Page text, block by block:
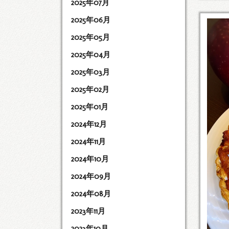
2025年07月
2025年06月
2025年05月
2025年04月
2025年03月
2025年02月
2025年01月
2024年12月
2024年11月
2024年10月
2024年09月
2024年08月
2023年11月